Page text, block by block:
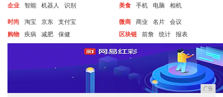
企业
智能 机器人 识别
美食
手机 电脑 相机
时尚 淘宝 京东
支付宝
购物
疾病 减肥 保健
微商 商业 名片
会议
区块链
前詹 统计 报表
广告